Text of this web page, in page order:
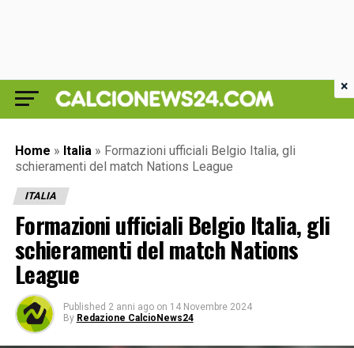
Home » Italia » Formazioni ufficiali Belgio Italia, gli
schieramenti del match Nations League
ITALIA
Formazioni ufficiali Belgio Italia, gli
schieramenti del match Nations
League
Published 2 anni ago on 14 Novembre 2024
By Redazione CalcioNews24
×